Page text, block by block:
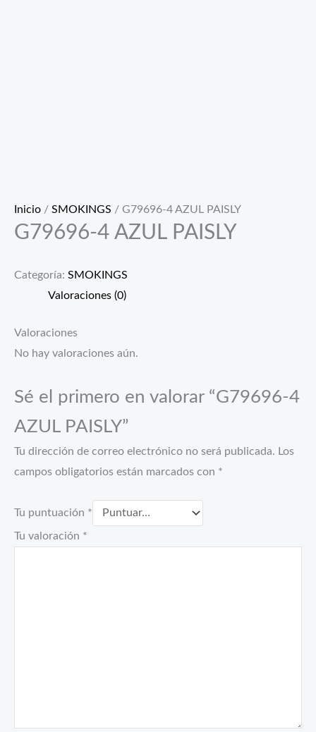
Inicio / SMOKINGS / G79696-4 AZUL PAISLY
G79696-4 AZUL PAISLY
Categoría: SMOKINGS
Valoraciones (0)
Valoraciones
No hay valoraciones aún.
Sé el primero en valorar “G79696-4
AZUL PAISLY”
Tu dirección de correo electrónico no será publicada. Los
campos obligatorios están marcados con *
Tu puntuación *
Tu valoración *